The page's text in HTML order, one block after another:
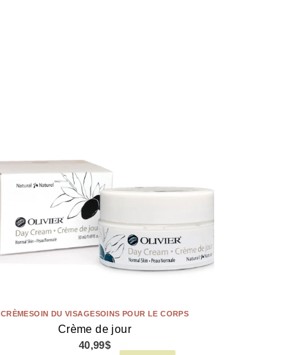
CRÈMESOIN DU VISAGESOINS POUR LE CORPS
Crème de jour
40,99$